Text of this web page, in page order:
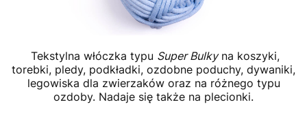
Tekstylna włóczka typu Super Bulkyna koszyki,
torebki, pledy, podkładki, ozdobne poduchy, dywaniki,
legowiska dla zwierzaków oraz na różnego typu
ozdoby. Nadaje się także na plecionki.